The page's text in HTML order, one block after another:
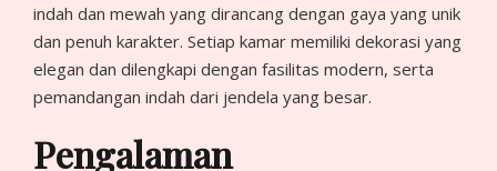
indah dan mewah yang dirancang dengan gaya yang unik
dan penuh karakter. Setiap kamar memiliki dekorasi yang
elegan dan dilengkapi dengan fasilitas modern, serta
pemandangan indah dari jendela yang besar.
Pengalaman